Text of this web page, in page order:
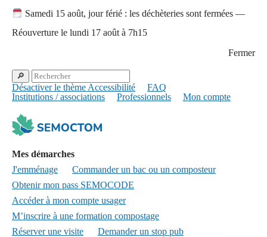
Samedi 15 août, jour férié : les déchèteries sont fermées —
Réouverture le lundi 17 août à 7h15
Fermer
Désactiver le thème Accessibilité
FAQ
Institutions / associations
Professionnels Mon compte
Mes démarches
J'emménage
Commander un bac ou un composteur
Obtenir mon pass SEMOCODE
Accéder à mon compte usager
M’inscrire à une formation compostage
Réserver une visite
Demander un stop pub